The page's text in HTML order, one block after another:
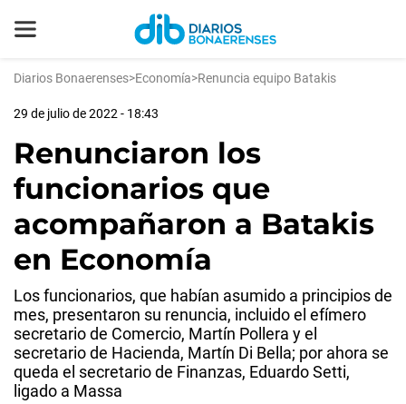
Diarios Bonaerenses>Economía>Renuncia equipo Batakis
29 de julio de 2022 - 18:43
Renunciaron los
funcionarios que
acompañaron a Batakis
en Economía
Los funcionarios, que habían asumido a principios de
mes, presentaron su renuncia, incluido el efímero
secretario de Comercio, Martín Pollera y el
secretario de Hacienda, Martín Di Bella; por ahora se
queda el secretario de Finanzas, Eduardo Setti,
ligado a Massa